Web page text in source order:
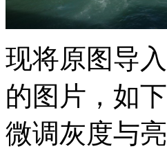
现将原图导
的图片，如下
微调灰度与